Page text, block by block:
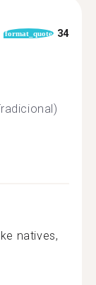
format_quote 34
natives,